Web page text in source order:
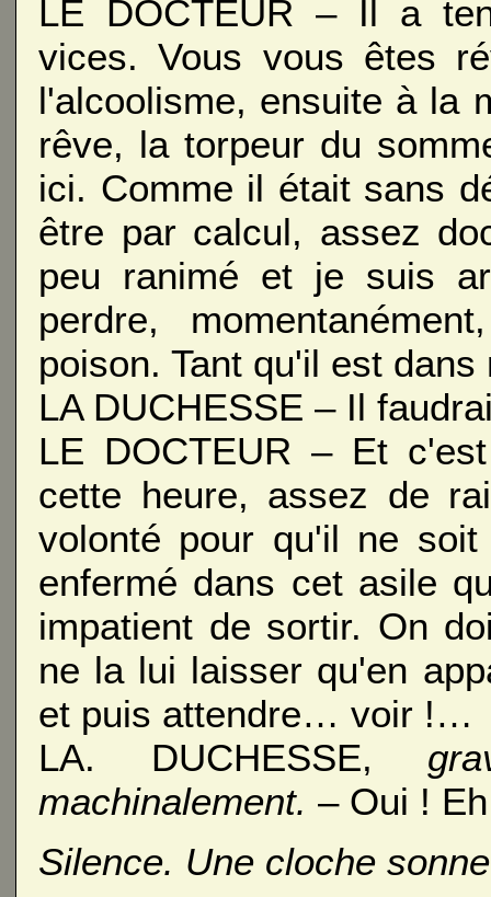
LE DOCTEUR – Il a
vices. Vous vous êtes
l'alcoolisme, ensuite à la
rêve, la torpeur du
ici. Comme il était sans
être par calcul, assez
peu ranimé et je suis
perdre,
poison. Tant qu'il est
LA DUCHESSE – Il
LE DOCTEUR – Et
cette heure, assez de
volonté pour qu'il ne
enfermé dans cet asile
impatient de sortir. On
ne la lui laisser qu'en
et puis attendre… voir !…
LA. DUCHESSE,
machinalement. – Oui !
Silence. Une cloche